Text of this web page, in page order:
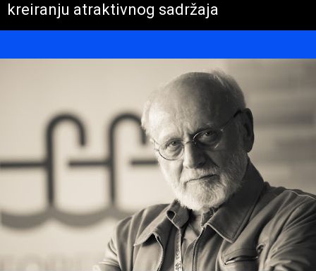
kreiranju atraktivnog sadržaja